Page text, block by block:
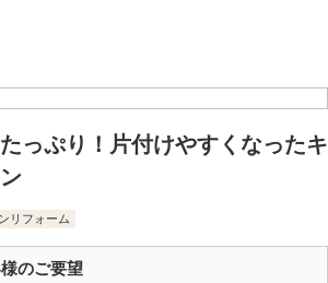
っぷり！片付けやすくなったキ
リフォーム
のご要望